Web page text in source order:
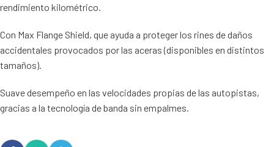
rendimiento kilométrico.
Con Max Flange Shield, que ayuda a proteger los rines de daños
accidentales provocados por las aceras (disponibles en distintos
tamaños).
Suave desempeño en las velocidades propias de las autopistas,
gracias a la tecnología de banda sin empalmes.